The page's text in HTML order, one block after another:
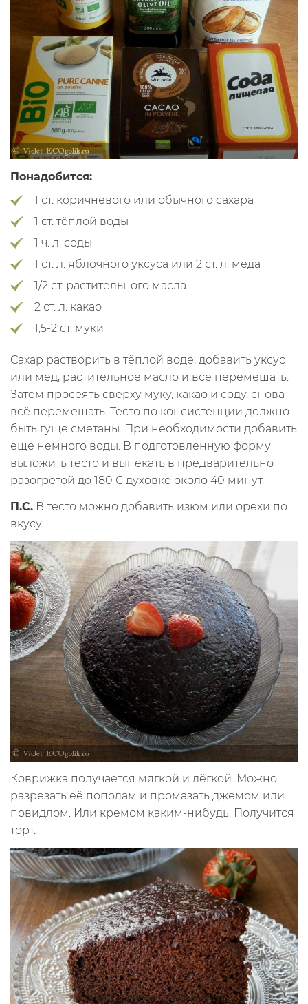
Понадобится:
1 ст. коричневого или обычного сахара
1 ст. тёплой воды
1 ч. л. соды
1 ст. л. яблочного уксуса или 2 ст. л. мёда
1/2 ст. растительного масла
2 ст. л. какао
1,5-2 ст. муки
Сахар растворить в тёплой воде, добавить уксус
или мёд, растительное масло и всё перемешать.
Затем просеять сверху муку, какао и соду, снова
всё перемешать. Тесто по консистенции должно
быть гуще сметаны. При необходимости добавить
ещё немного воды. В подготовленную форму
выложить тесто и выпекать в предварительно
разогретой до 180 С духовке около 40 минут.
П.С. В тесто можно добавить изюм или орехи по
вкусу.
Коврижка получается мягкой и лёгкой. Можно
разрезать её пополам и промазать джемом или
повидлом. Или кремом каким-нибудь. Получится
торт.